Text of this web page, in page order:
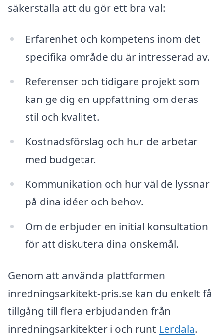
säkerställa att du gör ett bra val:
Erfarenhet och kompetens inom det
specifika område du är intresserad av.
Referenser och tidigare projekt som
kan ge dig en uppfattning om deras
stil och kvalitet.
Kostnadsförslag och hur de arbetar
med budgetar.
Kommunikation och hur väl de lyssnar
på dina idéer och behov.
Om de erbjuder en initial konsultation
för att diskutera dina önskemål.
Genom att använda plattformen
inredningsarkitekt-pris.se kan du enkelt få
tillgång till flera erbjudanden från
inredningsarkitekter i och runt Lerdala.